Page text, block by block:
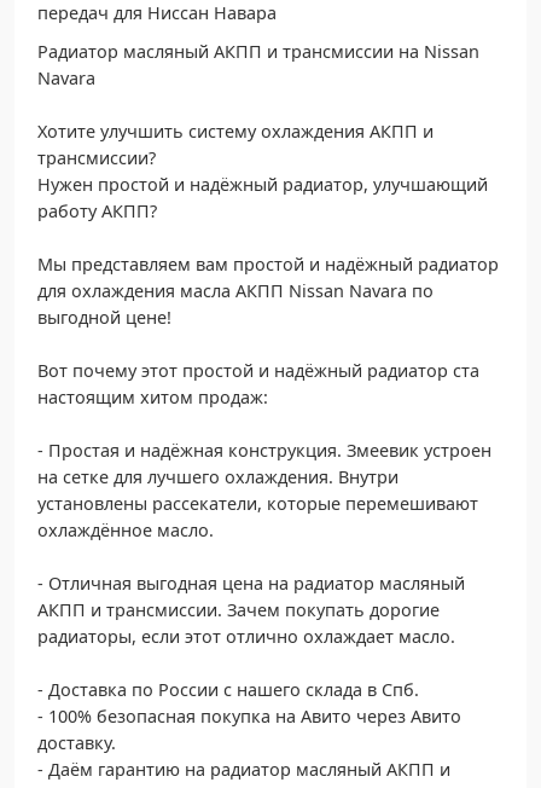
передач для Ниссан Навара
Радиатор масляный АКПП и трансмиссии на Nissan
Navara
Хотите улучшить систему охлаждения АКПП и
трансмиссии?
Нужен простой и надёжный радиатор, улучшающий
работу АКПП?
Мы представляем вам простой и надёжный радиатор
для охлаждения масла АКПП Nissan Navara по
выгодной цене!
Вот почему этот простой и надёжный радиатор ста
настоящим хитом продаж:
- Простая и надёжная конструкция. Змеевик устроен
на сетке для лучшего охлаждения. Внутри
установлены рассекатели, которые перемешивают
охлаждённое масло.
- Отличная выгодная цена на радиатор масляный
АКПП и трансмиссии. Зачем покупать дорогие
радиаторы, если этот отлично охлаждает масло.
- Доставка по России с нашего склада в Спб.
- 100% безопасная покупка на Авито через Авито
доставку.
- Даём гарантию на радиатор масляный АКПП и